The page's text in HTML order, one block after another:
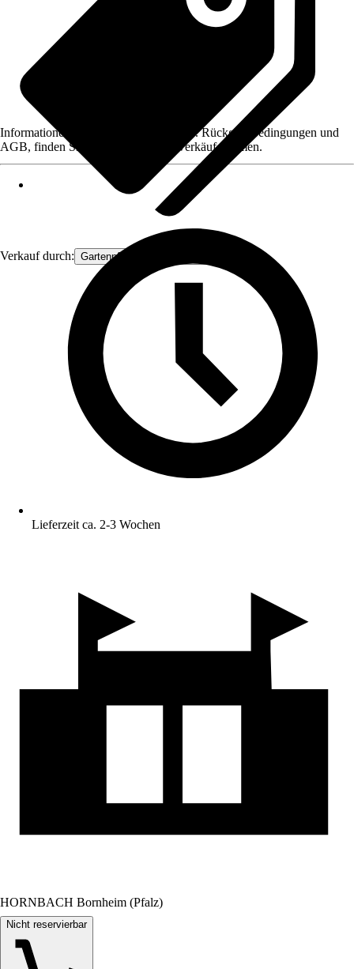
Verkauf durch: Gartenpflanzen Ammerland
Informationen des Verkäufers, wie z. B. Rückgabebedingungen und
AGB, finden Sie bei Klick auf den Verkäufernamen.
Lieferzeit ca. 2-3 Wochen
HORNBACH Bornheim (Pfalz)
Nicht reservierbar